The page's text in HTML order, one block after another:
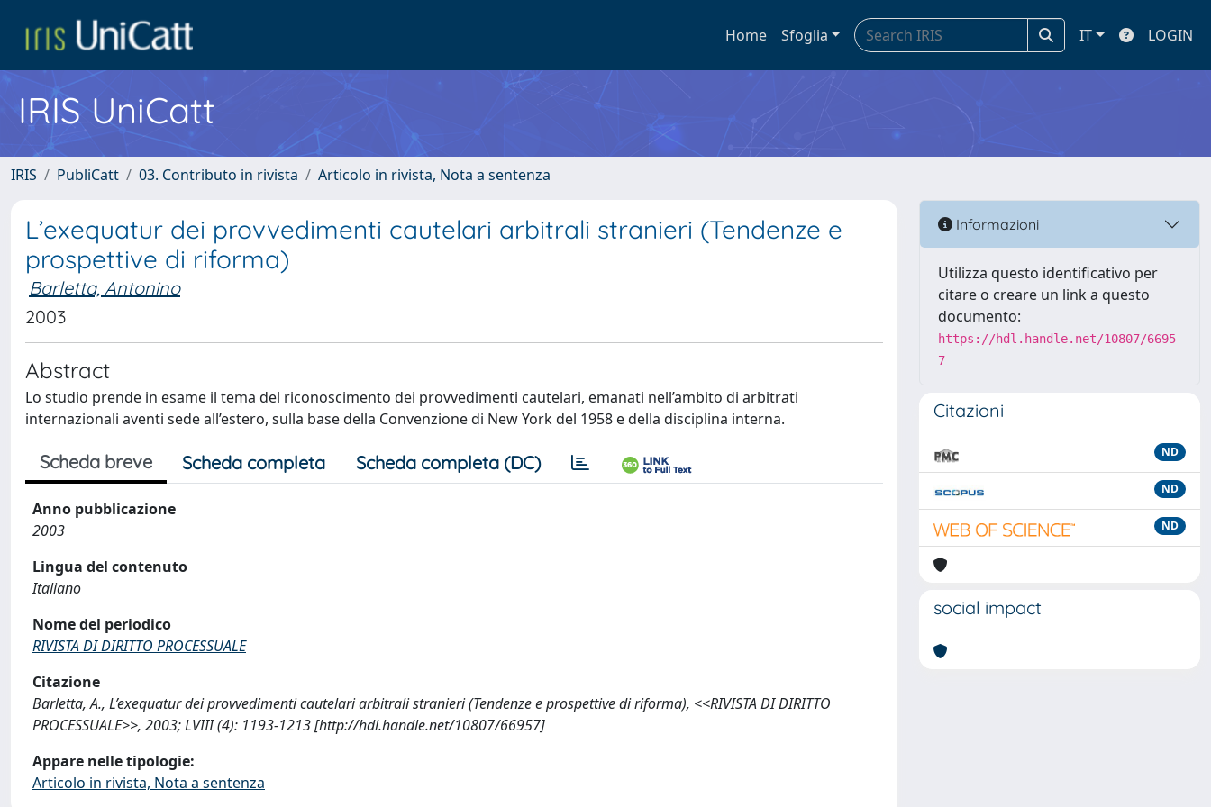
Home Sfoglia IT LOGIN
IRIS UniCatt
IRIS PubliCatt 03. Contributo in rivista Articolo in rivista, Nota a sentenza
L’exequatur dei provvedimenti cautelari arbitrali stranieri (Tendenze e
prospettive di riforma)
Barletta, Antonino
2003
Abstract
Lo studio prende in esame il tema del riconoscimento dei provvedimenti cautelari, emanati nell’ambito di arbitrati
internazionali aventi sede all’estero, sulla base della Convenzione di New York del 1958 e della disciplina interna.
Scheda breve Scheda completa Scheda completa (DC)
Anno pubblicazione
2003
Lingua del contenuto
Italiano
Nome del periodico
RIVISTA DI DIRITTO PROCESSUALE
Citazione
Barletta, A., L’exequatur dei provvedimenti cautelari arbitrali stranieri (Tendenze e prospettive di riforma), <<RIVISTA DI DIRITTO
PROCESSUALE>>, 2003; LVIII (4): 1193-1213 [http://hdl.handle.net/10807/66957]
Appare nelle tipologie:
Articolo in rivista, Nota a sentenza
Informazioni
Utilizza questo identificativo per
citare o creare un link a questo
documento:
https://hdl.handle.net/10807/6695
7
Citazioni
ND
ND
ND
social impact